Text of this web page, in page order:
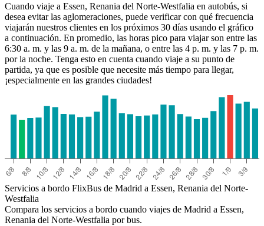
Cuando viaje a Essen, Renania del Norte-Westfalia en autobús, si
desea evitar las aglomeraciones, puede verificar con qué frecuencia
viajarán nuestros clientes en los próximos 30 días usando el gráfico
a continuación. En promedio, las horas pico para viajar son entre las
6:30 a. m. y las 9 a. m. de la mañana, o entre las 4 p. m. y las 7 p. m.
por la noche. Tenga esto en cuenta cuando viaje a su punto de
partida, ya que es posible que necesite más tiempo para llegar,
¡especialmente en las grandes ciudades!
Servicios a bordo FlixBus de Madrid a Essen, Renania del Norte-
Westfalia
Compara los servicios a bordo cuando viajes de Madrid a Essen,
Renania del Norte-Westfalia por bus.